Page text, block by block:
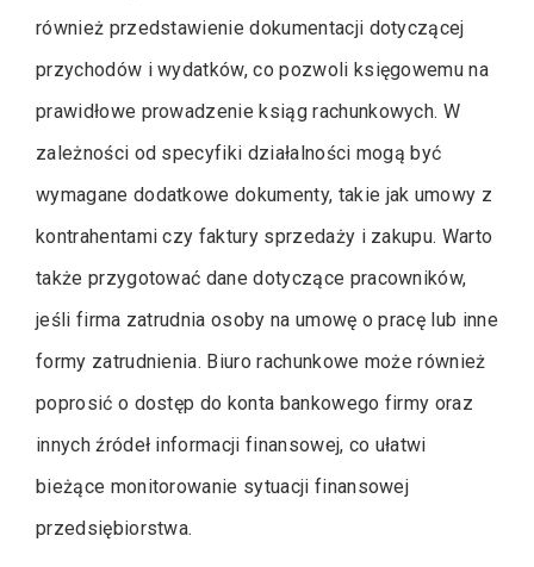
również przedstawienie dokumentacji dotyczącej
przychodów i wydatków, co pozwoli księgowemu na
prawidłowe prowadzenie ksiąg rachunkowych. W
zależności od specyfiki działalności mogą być
wymagane dodatkowe dokumenty, takie jak umowy z
kontrahentami czy faktury sprzedaży i zakupu. Warto
także przygotować dane dotyczące pracowników,
jeśli firma zatrudnia osoby na umowę o pracę lub inne
formy zatrudnienia. Biuro rachunkowe może również
poprosić o dostęp do konta bankowego firmy oraz
innych źródeł informacji finansowej, co ułatwi
bieżące monitorowanie sytuacji finansowej
przedsiębiorstwa.